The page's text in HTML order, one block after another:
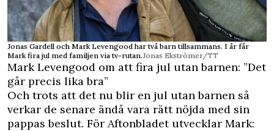
Jonas Gardell och Mark Levengood har två barn tillsammans. I år får
Mark fira jul med familjen via tv-rutan.Jonas Ekströmer/TT
Mark Levengood om att fira jul utan barnen: ”Det
går precis lika bra”
Och trots att det nu blir en jul utan barnen så
verkar de senare ändå vara rätt nöjda med sin
pappas beslut. För Aftonbladet utvecklar Mark: